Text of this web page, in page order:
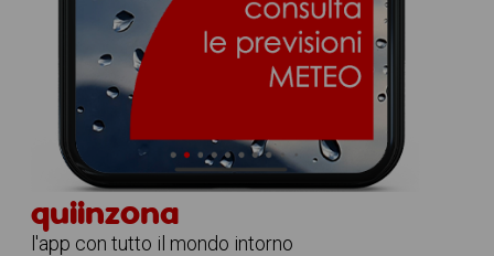
quiinzona
l'app con tutto il mondo intorno